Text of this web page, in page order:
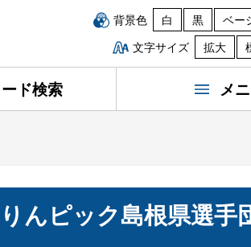
背景色 白 黒
ベー
文字サイズ
拡大
ド検索 メ
んピック島根県選手